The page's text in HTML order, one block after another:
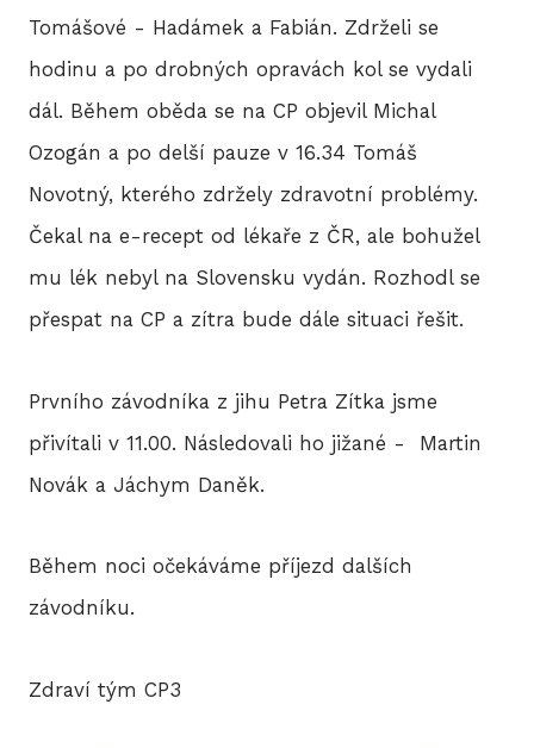
Tomášové - Hadámek a Fabián. Zdrželi se
hodinu a po drobných opravách kol se vydali
dál. Během oběda se na CP objevil Michal
Ozogán a po delší pauze v 16.34 Tomáš
Novotný, kterého zdržely zdravotní problémy.
Čekal na e-recept od lékaře z ČR, ale bohužel
mu lék nebyl na Slovensku vydán. Rozhodl se
přespat na CP a zítra bude dále situaci řešit.
Prvního závodníka z jihu Petra Zítka jsme
přivítali v 11.00. Následovali ho jižané - Martin
Novák a Jáchym Daněk.
Během noci očekáváme příjezd dalších
závodníku.
Zdraví tým CP3